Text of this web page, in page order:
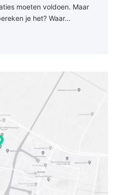
moeten voldoen. Maar
je het? Waar…